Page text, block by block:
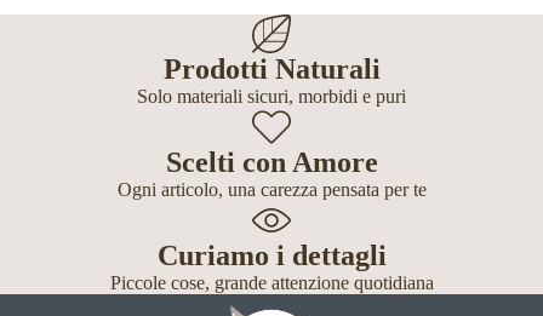
Prodotti Naturali
Solo materiali sicuri, morbidi e puri
Scelti con Amore
Ogni articolo, una carezza pensata per te
Curiamo i dettagli
Piccole cose, grande attenzione quotidiana